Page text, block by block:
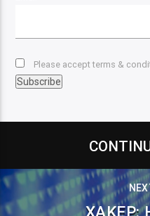
Please accept terms &
ΧΆΚΕΡ: